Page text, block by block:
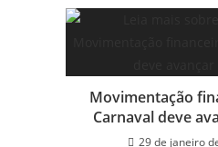
Movimentação
Carnaval deve
29 de janeiro